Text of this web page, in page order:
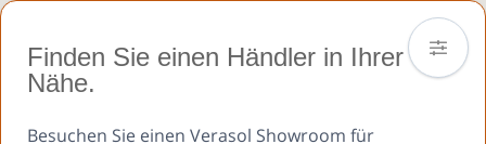
Finden Sie einen Händler in Ihrer
Nähe.
Besuchen Sie einen Verasol Showroom für